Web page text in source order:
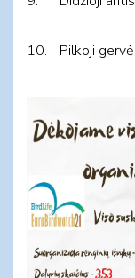
10. Pilkoji gervė